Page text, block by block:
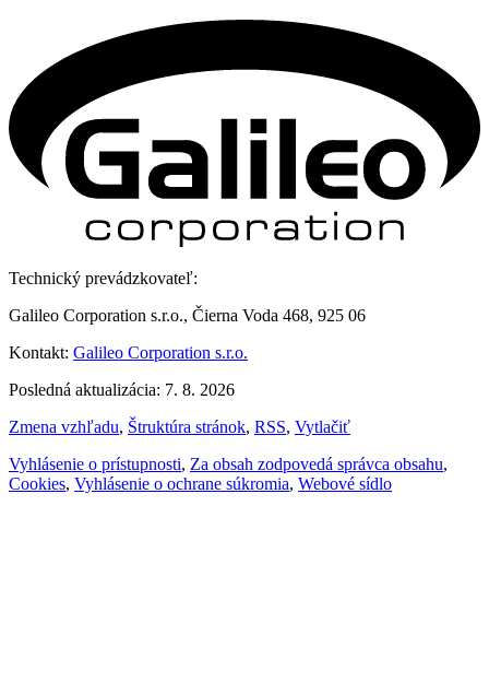
Technický prevádzkovateľ:
Galileo Corporation s.r.o., Čierna Voda 468, 925 06
Kontakt: Galileo Corporation s.r.o.
Posledná aktualizácia: 7. 8. 2026
Zmena vzhľadu, Štruktúra stránok, RSS, Vytlačiť
Vyhlásenie o prístupnosti, Za obsah zodpovedá správca obsahu,
Cookies, Vyhlásenie o ochrane súkromia, Webové sídlo